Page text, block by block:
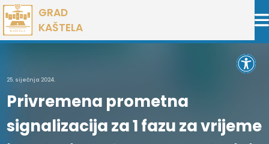
Preskoči
na
sadržaj
GRAD
KAŠTELA
25. siječnja 2024.
Privremena prometna
signalizacija za 1 fazu za vrijeme